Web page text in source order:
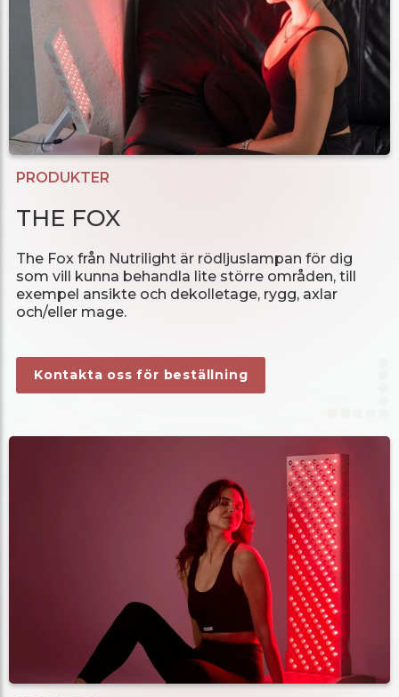
PRODUKTER
THE FOX
The Fox från Nutrilight är rödljuslampan för dig
som vill kunna behandla lite större områden, till
exempel ansikte och dekolletage, rygg, axlar
och/eller mage.
Kontakta oss för beställning